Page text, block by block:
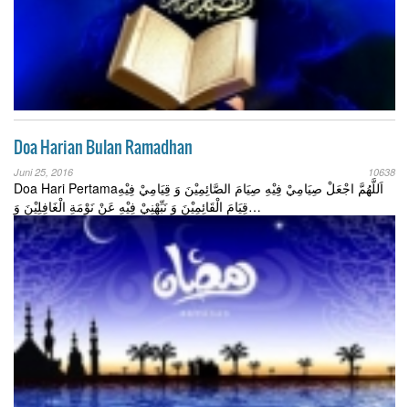
Doa Harian Bulan Ramadhan
Juni 25, 2016 10638
Doa Hari Pertamaاَللَّهُمَّ اجْعَلْ صِيَامِيْ فِيْهِ صِيَامَ الصَّائِمِيْنَ وَ قِيَامِيْ فِيْهِ
قِيَامَ الْقَائِمِيْنَ وَ نَبِّهْنِيْ فِيْهِ عَنْ نَوْمَةِ الْغَافِلِيْنَ وَ…